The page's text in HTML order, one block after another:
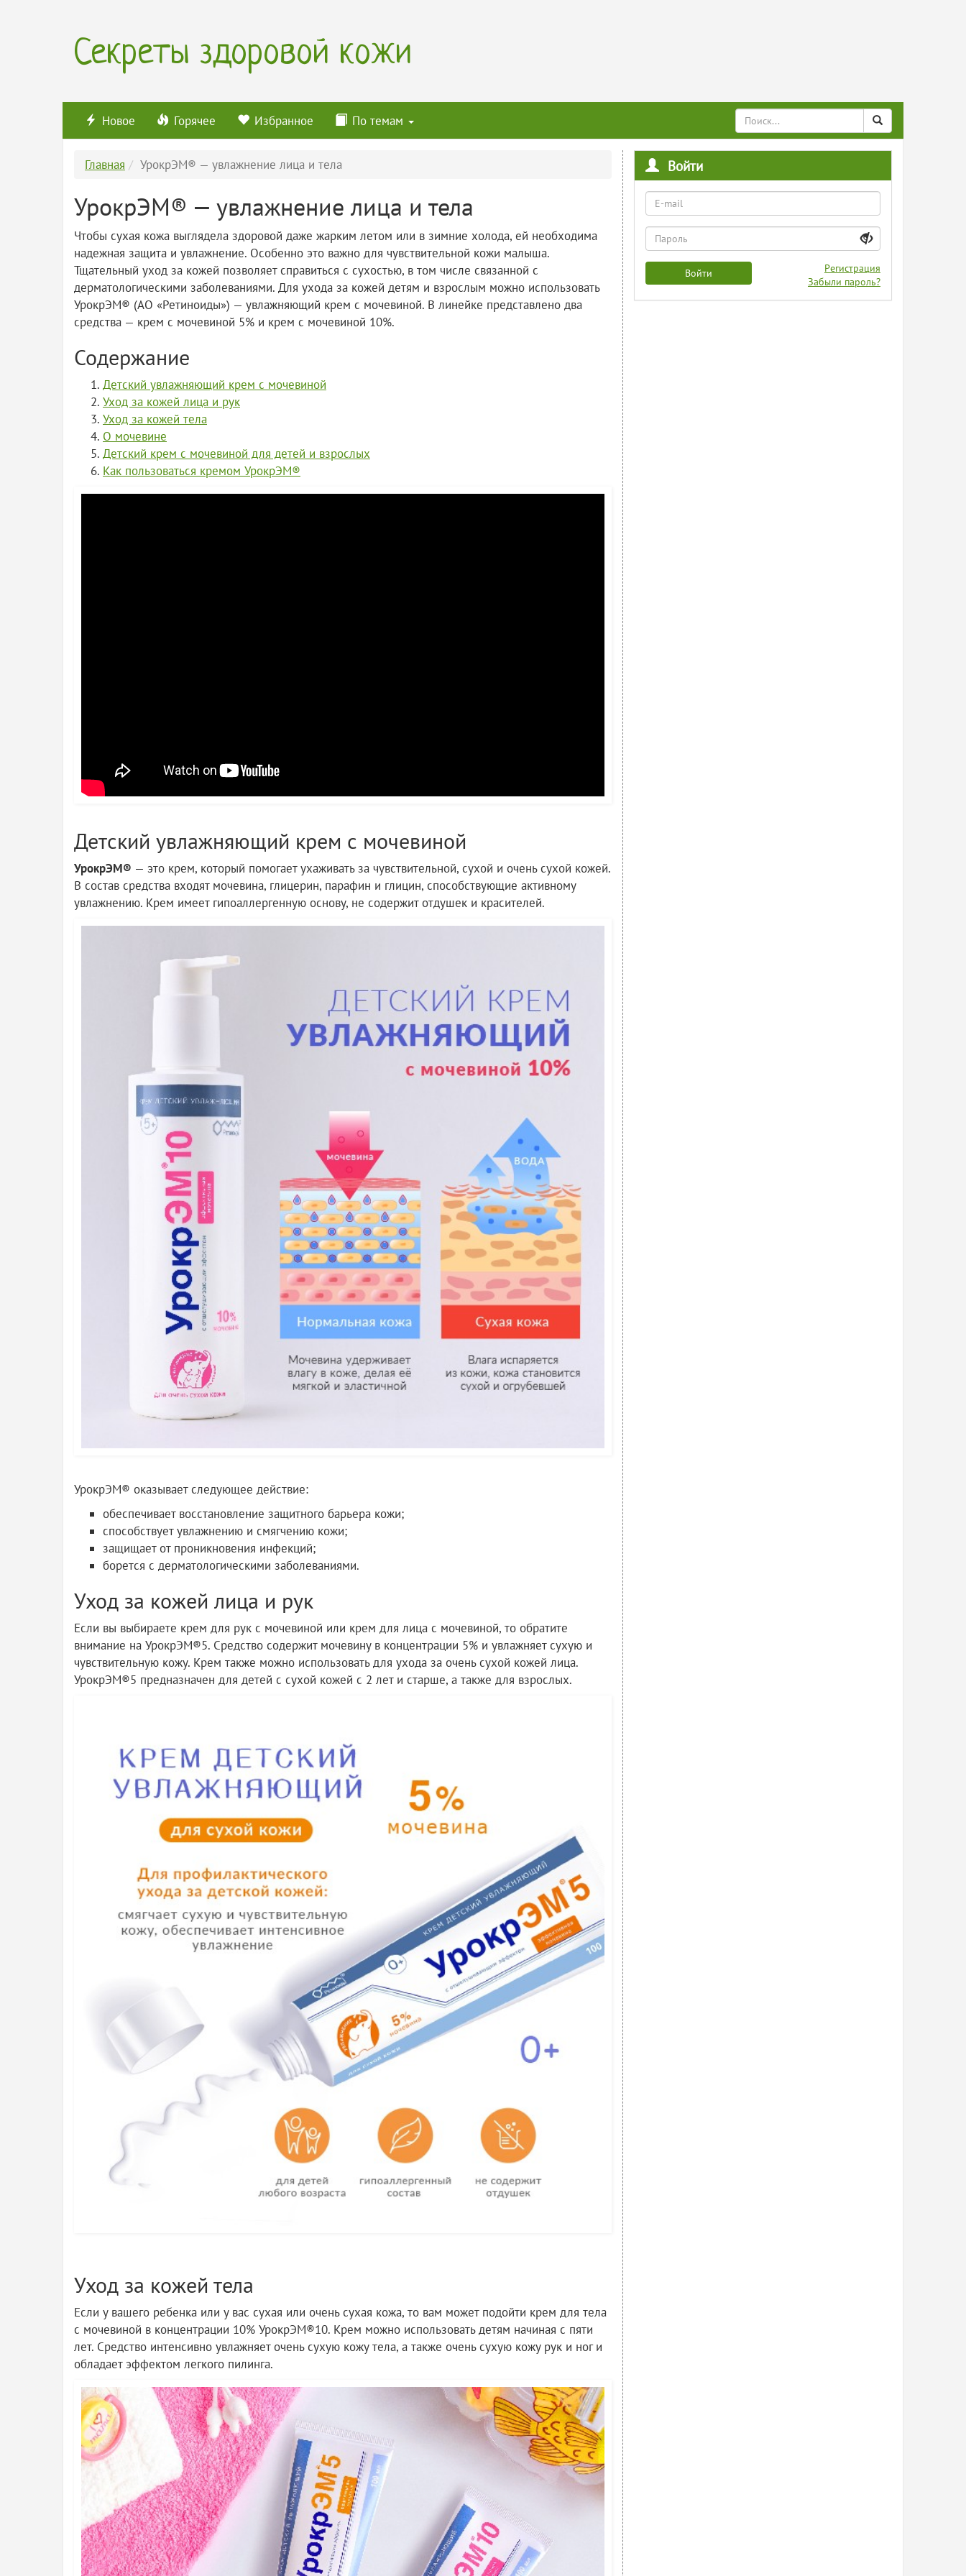
Секреты здоровой кожи
Новое Горячее Избранное По темам
Главная УрокрЭМ® — увлажнение лица и тела
УрокрЭМ® — увлажнение лица и тела
Чтобы сухая кожа выглядела здоровой даже жарким летом или в зимние холода, ей необходима
надежная защита и увлажнение. Особенно это важно для чувствительной кожи малыша.
Тщательный уход за кожей позволяет справиться с сухостью, в том числе связанной с
дерматологическими заболеваниями. Для ухода за кожей детям и взрослым можно использовать
УрокрЭМ® (АО «Ретиноиды») — увлажняющий крем с мочевиной. В линейке представлено два
средства — крем с мочевиной 5% и крем с мочевиной 10%.
Содержание
Детский увлажняющий крем с мочевиной
Уход за кожей лица и рук
Уход за кожей тела
О мочевине
Детский крем с мочевиной для детей и взрослых
Как пользоваться кремом УрокрЭМ®
Детский увлажняющий крем с мочевиной
УрокрЭМ® — это крем, который помогает ухаживать за чувствительной, сухой и очень сухой кожей.
В состав средства входят мочевина, глицерин, парафин и глицин, способствующие активному
увлажнению. Крем имеет гипоаллергенную основу, не содержит отдушек и красителей.
УрокрЭМ® оказывает следующее действие:
обеспечивает восстановление защитного барьера кожи;
способствует увлажнению и смягчению кожи;
защищает от проникновения инфекций;
борется с дерматологическими заболеваниями.
Уход за кожей лица и рук
Если вы выбираете крем для рук с мочевиной или крем для лица с мочевиной, то обратите
внимание на УрокрЭМ®5. Средство содержит мочевину в концентрации 5% и увлажняет сухую и
чувствительную кожу. Крем также можно использовать для ухода за очень сухой кожей лица.
УрокрЭМ®5 предназначен для детей с сухой кожей с 2 лет и старше, а также для взрослых.
Уход за кожей тела
Если у вашего ребенка или у вас сухая или очень сухая кожа, то вам может подойти крем для тела
с мочевиной в концентрации 10% УрокрЭМ®10. Крем можно использовать детям начиная с пяти
лет. Средство интенсивно увлажняет очень сухую кожу тела, а также очень сухую кожу рук и ног и
обладает эффектом легкого пилинга.
Войти
Войти
Регистрация
Забыли пароль?